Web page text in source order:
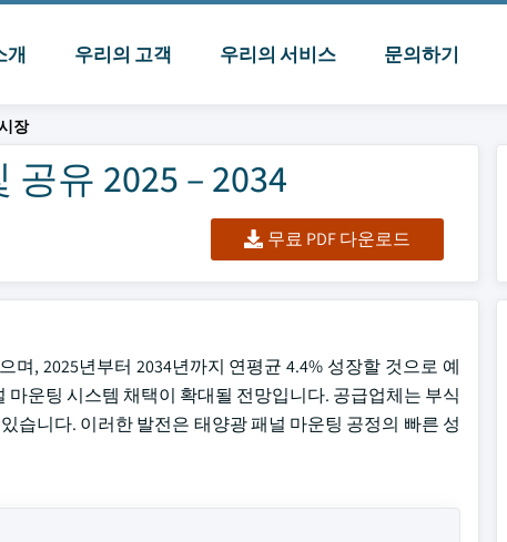
개 우리의 고객 우리의 서비스 문의하기
장
유 2025 – 2034
무료 PDF 다운로드
, 2025년부터 2034년까지 연평균 4.4% 성장할 것으로 예
운팅 시스템 채택이 확대될 전망입니다. 공급업체는 부식
습니다. 이러한 발전은 태양광 패널 마운팅 공정의 빠른 성